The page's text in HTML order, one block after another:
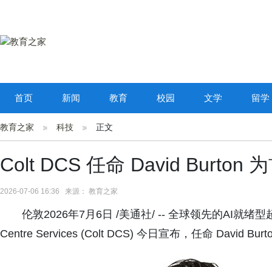
首页 新闻 教育 校园 文学 留学
教育之家 科技 正文
Colt DCS 任命 David Burton
2026-07-06 16:36 来源： 教育之家
伦敦2026年7月6日 /美通社/ -- 全球领先的AI就绪
Centre Services (Colt DCS) 今日宣布，任命 David